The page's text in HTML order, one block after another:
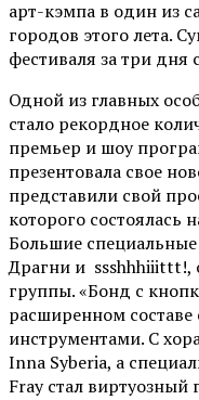
арт-кэмпа в один из
городов этого лета.
фестиваля за три дня
Одной из главных
стало рекордное
премьер и шоу
презентовала свое
представили свой
которого состоялась
Большие
Драгни и ssshhhiiittt!,
группы. «Бонд с
расширенном
инструментами. С
Inna Syberia, а
Fray стал